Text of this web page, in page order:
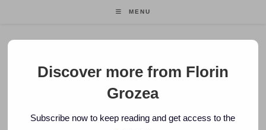
MENU
Florin Grozea
ENTREPRENEUR. FOUNDER/CEO MOCAPP.
Discover more from Florin
Grozea
Subscribe now to keep reading and get access to the